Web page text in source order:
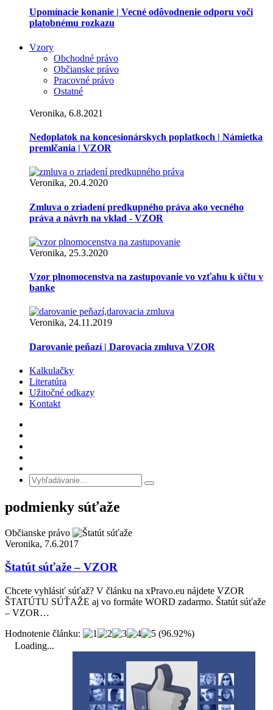
Upomínacie konanie | Vecné odôvodnenie odporu voči
platobnému rozkazu
Vzory
Obchodné právo
Občianske právo
Pracovné právo
Ostatné
Veronika, 6.8.2021
Nedoplatok na koncesionárskych poplatkoch | Námietka
premlčania | VZOR
Veronika, 20.4.2020
Zmluva o zriadení predkupného práva ako vecného
práva a návrh na vklad - VZOR
Veronika, 25.3.2020
Vzor plnomocenstva na zastupovanie vo vzťahu k účtu v
banke
Veronika, 24.11.2019
Darovanie peňazí | Darovacia zmluva VZOR
Kalkulačky
Literatúra
Užitočné odkazy
Kontakt
podmienky súťaže
Občianske právo
Veronika, 7.6.2017
Štatút súťaže – VZOR
Chcete vyhlásiť súťaž? V článku na xPravo.eu nájdete VZOR
ŠTATÚTU SÚŤAŽE aj vo formáte WORD zadarmo. Štatút súťaže
– VZOR…
Hodnotenie článku:
(96.92%)
Loading...